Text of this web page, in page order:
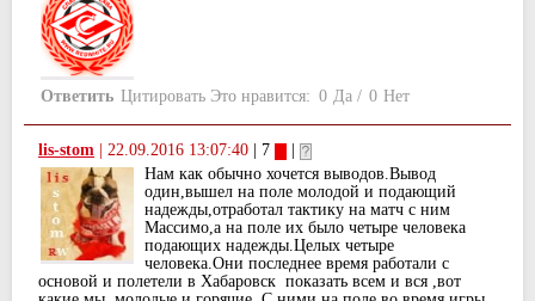
Ответить Цитировать Это нравится: 0 Да / 0 Нет
lis-stom 22.09.2016 13:07:40 | 7
Нам как обычно хочется выводов.Вывод
один,вышел на поле молодой и подающий
надежды,отработал тактику на матч с ним
Массимо,а на поле их было четыре человека
подающих надежды.Целых четыре
человека.Они последнее время работали с
основой и полетели в Хабаровск показать всем и вся ,вот